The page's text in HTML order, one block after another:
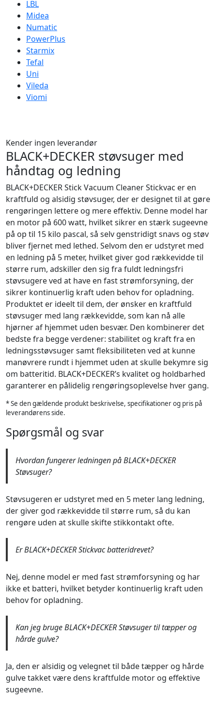
LBL
Midea
Numatic
PowerPlus
Starmix
Tefal
Uni
Vileda
Viomi
Kender ingen leverandør
BLACK+DECKER støvsuger med
håndtag og ledning
BLACK+DECKER Stick Vacuum Cleaner Stickvac er en
kraftfuld og alsidig støvsuger, der er designet til at gøre
rengøringen lettere og mere effektiv. Denne model har
en motor på 600 watt, hvilket sikrer en stærk sugeevne
på op til 15 kilo pascal, så selv genstridigt snavs og støv
bliver fjernet med lethed. Selvom den er udstyret med
en ledning på 5 meter, hvilket giver god rækkevidde til
større rum, adskiller den sig fra fuldt ledningsfri
støvsugere ved at have en fast strømforsyning, der
sikrer kontinuerlig kraft uden behov for opladning.
Produktet er ideelt til dem, der ønsker en kraftfuld
støvsuger med lang rækkevidde, som kan nå alle
hjørner af hjemmet uden besvær. Den kombinerer det
bedste fra begge verdener: stabilitet og kraft fra en
ledningsstøvsuger samt fleksibiliteten ved at kunne
manøvrere rundt i hjemmet uden at skulle bekymre sig
om batteritid. BLACK+DECKER’s kvalitet og holdbarhed
garanterer en pålidelig rengøringsoplevelse hver gang.
* Se den gældende produkt beskrivelse, specifikationer og pris på
leverandørens side.
Spørgsmål og svar
Hvordan fungerer ledningen på BLACK+DECKER
Støvsuger?
Støvsugeren er udstyret med en 5 meter lang ledning,
der giver god rækkevidde til større rum, så du kan
rengøre uden at skulle skifte stikkontakt ofte.
Er BLACK+DECKER Stickvac batteridrevet?
Nej, denne model er med fast strømforsyning og har
ikke et batteri, hvilket betyder kontinuerlig kraft uden
behov for opladning.
Kan jeg bruge BLACK+DECKER Støvsuger til tæpper og
hårde gulve?
Ja, den er alsidig og velegnet til både tæpper og hårde
gulve takket være dens kraftfulde motor og effektive
sugeevne.